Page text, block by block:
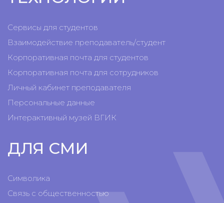
Сервисы для студентов
Взаимодействие преподаватель/студент
Корпоративная почта для студентов
Корпоративная почта для сотрудников
Личный кабинет преподавателя
Персональные данные
Интерактивный музей ВГИК
ДЛЯ СМИ
Символика
Связь с общественностью